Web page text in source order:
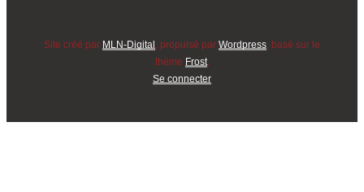
Site créé par MLN-Digital , propulsé par Wordpress, basé sur le
thème Frost.
Se connecter